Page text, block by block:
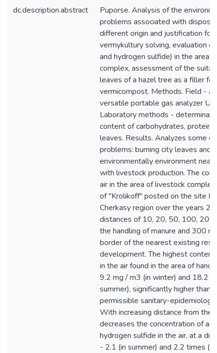
dc.description.abstract
Puporse. Analysis of the
problems associated with
different origin and justification for
vermykultury solving, evaluation of
and hydrogen sulfide) in the area
complex, аssessment of the
leaves of a hazel tree as a filler for
vermicompost. Methods. Field -
versatile portable gas analyzer
Laboratory methods -
content of carbohydrates,
leaves. Results. Analyzes some
problems: burning city leaves and
environmentally environment near
with livestock production. The
air in the area of livestock
of "Krolikoff" posted on the site
Cherkasy region over the years
distances of 10, 20, 50, 100, 200
the handling of manure and 300
border of the nearest existing
development. The highest content
in the air found in the area of
9.2 mg / m3 (in winter) and 18.2
summer), significantly higher than
permissible sanitary-
With increasing distance from the
decreases the concentration of
hydrogen sulfide in the air, at a
- 2.1 (in summer) and 2.2 times